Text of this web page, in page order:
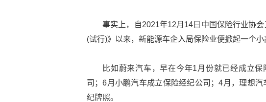
事实上，自2021年12月14日中国保险行业协
(试行)》以来，新能源车企入局保险业便掀起一个小
比如蔚来汽车，早在今年1月份就已经成立
司；6月小鹏汽车成立保险经纪公司；4月，理想
纪牌照。